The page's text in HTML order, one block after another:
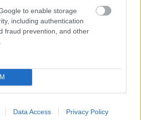
to enable storage
including authentication
fraud prevention, and other
Data Access Privacy Policy